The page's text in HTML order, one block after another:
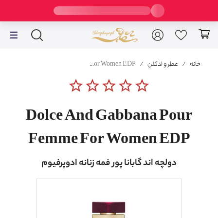
خانه / عطر و ادکلن /
Dolce And Gabbana Pour Femme For Women EDP
star_borderstar_borderstar_borderstar_borderstar_border
Dolce And Gabbana Pour
Femme For Women EDP
دولچه اند گابانا پور فمه زنانه ادوپرفیوم